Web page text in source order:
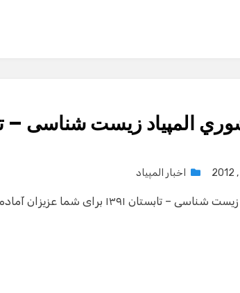
المپياد زيست شناسی –
اخبار المپیاد
اعلام مدال های کشوری المپیاد زیست شناسی – تابستان